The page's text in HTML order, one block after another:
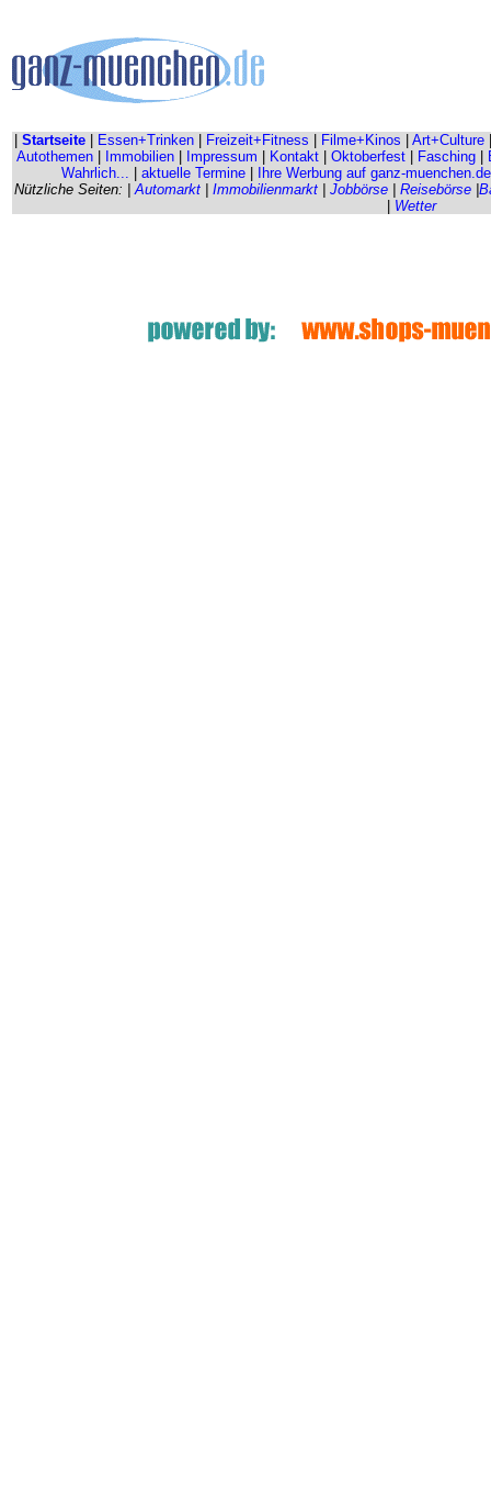
Startseite| Essen+Trinken| Freizeit+Fitness Filme+Kinos Art+Culture
Autothemen
Immobilien Impressum Kontakt Oktoberfest| Fasching|
Wahrlich...
aktuelle Termine
Ihre Werbung auf ganz-muenchen.de
Nützliche Seiten: |Automarkt Immobilienmarkt| Jobbörse| Reisebörse|
Wetter